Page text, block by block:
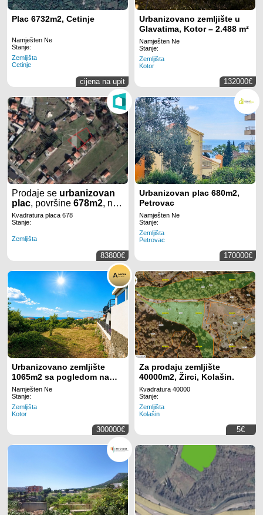
Plac 6732m2, Cetinje
Namješten Ne
Stanje:
Zemljišta
Cetinje
cijena na upit
Urbanizovano zemljište u
Glavatima, Kotor – 2.488 m²
Namješten Ne
Stanje:
Zemljišta
Kotor
132000€
Prodaje se urbanizovan
plac, površine 678m2, na
ZlaticiuPodgorici
Kvadratura placa 678
Stanje:
Zemljišta
83800€
Urbanizovan plac 680m2,
Petrovac
Namješten Ne
Stanje:
Zemljišta
Petrovac
170000€
Urbanizovano zemljište
1065m2 sa pogledom na
more – Krimovica, Kotor
Namješten Ne
Stanje:
Zemljišta
Kotor
300000€
Za prodaju zemljište
40000m2, Žirci, Kolašin.
Kvadratura 40000
Stanje:
Zemljišta
Kolašin
5€